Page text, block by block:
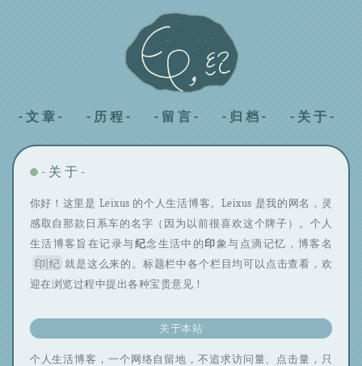
- 文 章 - - 历 程 - - 留 言 - - 归 档 - - 关 于 -
- 关 于 -
你好！这里是 Leixus 的个人生活博客。Leixus 是我的网名，灵
感取自那款日系车的名字（因为以前很喜欢这个牌子）。个人
生活博客旨在记录与纪念生活中的 印象与点滴记忆，博客名
印|纪 就是这么来的。标题栏中各个栏目均可以点击查看，欢
迎在浏览过程中提出各种宝贵意见！
关于本站
个人生活博客，一个网络自留地，不追求访问量、点击量，只